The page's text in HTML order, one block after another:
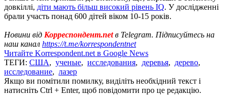
довкіллі, діти мають більш високий рівень IQ. У дослідженні
брали участь понад 600 дітей віком 10-15 років.
Новини від Корреспондент.netв Telegram. Підписуйтесь на
наш канал https://t.me/korrespondentnet
Читайте Korrespondent.net в Google News
ТЕГИ: США, ученые, исследования, деревья, дерево,
исследование, лазер
Якщо ви помітили помилку, виділіть необхідний текст і
натисніть Ctrl + Enter, щоб повідомити про це редакцію.